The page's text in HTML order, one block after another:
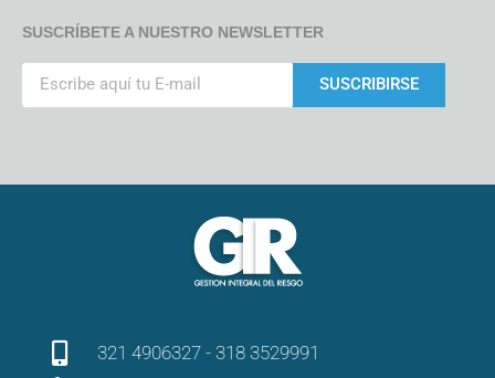
SUSCRÍBETE A NUESTRO NEWSLETTER
SUSCRIBIRSE
321 4906327 - 318 3529991